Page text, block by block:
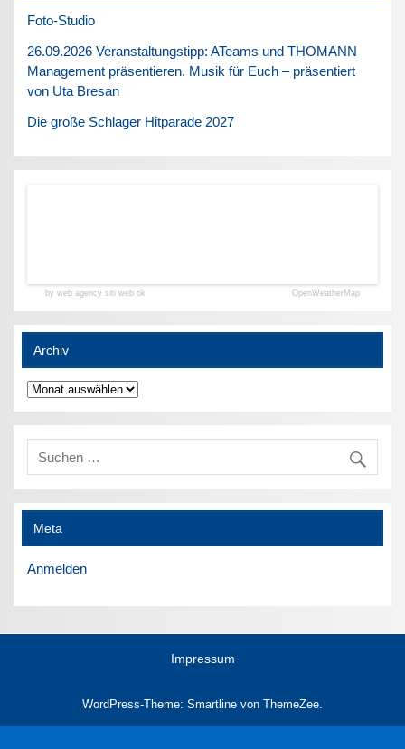
Foto-Studio
26.09.2026 Veranstaltungstipp: ATeams und THOMANN
Management präsentieren. Musik für Euch – präsentiert
von Uta Bresan
Die große Schlager Hitparade 2027
by web agency siti web ok OpenWeatherMap
Archiv
Archiv
Meta
Anmelden
Impressum
WordPress-Theme: Smartline von ThemeZee.